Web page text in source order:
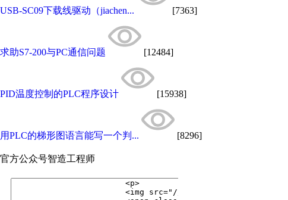
USB-SC09下载线驱动（jiachen... [7363]
求助S7-200与PC通信问题 [12484]
PID温度控制的PLC程序设计 [15938]
用PLC的梯形图语言能写一个判... [8296]
官方公众号智造工程师